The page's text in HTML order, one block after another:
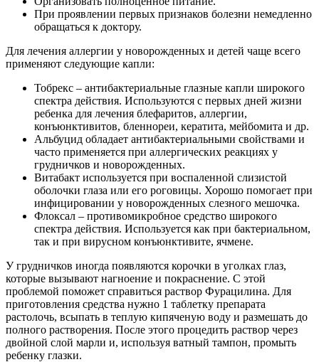
При проявлении первых признаков болезни немедленно
обращаться к доктору.
Для лечения аллергии у новорожденных и детей чаще всего
применяют следующие капли:
Тобрекс – антибактериальные глазные капли широкого
спектра действия. Используются с первых дней жизни
ребенка для лечения блефаритов, аллергии,
конъюнктивитов, бленнореи, кератита, мейбомита и др.
Альбуцид обладает антибактериальными свойствами и
часто применяется при аллергических реакциях у
грудничков и новорожденных.
Витабакт используется при воспаленной слизистой
оболочки глаза или его роговицы. Хорошо помогает при
инфицировании у новорожденных слезного мешочка.
Флоксал – противомикробное средство широкого
спектра действия. Используется как при бактериальном,
так и при вирусном конъюнктивите, ячмене.
У грудничков иногда появляются корочки в уголках глаз,
которые вызывают нагноение и покраснение. С этой
проблемой поможет справиться раствор Фурацилина. Для
приготовления средства нужно 1 таблетку препарата
растолочь, всыпать в теплую кипяченую воду и размешать до
полного растворения. После этого процедить раствор через
двойной слой марли и, используя ватный тампон, промыть
ребенку глазки.